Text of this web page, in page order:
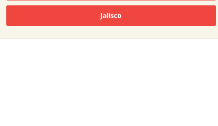
Jalisco